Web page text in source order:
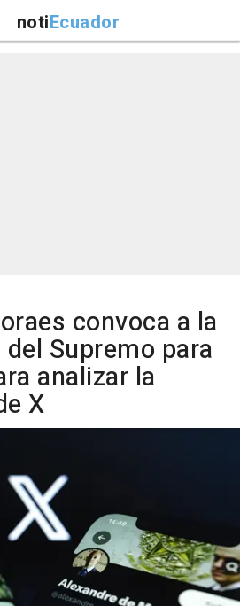
notiEcuador
convoca a la
Supremo para
analizar la
X